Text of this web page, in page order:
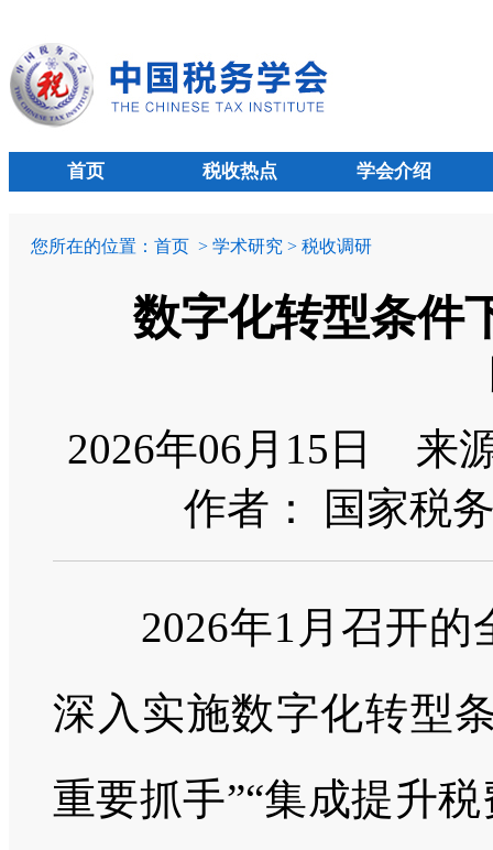
首页 税收热点 学会介绍
您所在的位置： 首页 > 学术研究 > 税收调研
数字化转型条件
2026年06月15日
来
作者： 国家税
2026年1月召开的
深入实施数字化转型
重要抓手”“集成提升